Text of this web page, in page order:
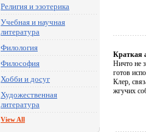
Религия и эзотерика
Учебная и научная
литература
Филология
Философия
Хобби и досуг
Художественная
литература
View All
Краткая
Ничто не
готов
Клер,
жгучих